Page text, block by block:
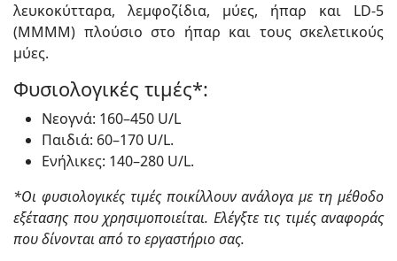
λευκοκύτταρα, λεμφοζίδια, μύες, ήπαρ και LD-5
(MMMM) πλούσιο στο ήπαρ και τους σκελετικούς
μύες.
Φυσιολογικές τιμές*:
Νεογνά: 160–450 U/L
Παιδιά: 60–170 U/L.
Ενήλικες: 140–280 U/L.
*Οι φυσιολογικές τιμές ποικίλλουν ανάλογα με τη μέθοδο
εξέτασης που χρησιμοποιείται. Ελέγξτε τις τιμές αναφοράς
που δίνονται από το εργαστήριο σας.